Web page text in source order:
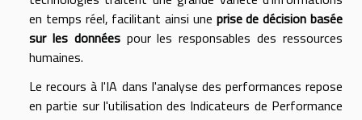
en temps réel, facilitant ainsi une prise de décision basée
sur les donnéespour les responsables des ressources
humaines.
Le recours à l'IA dans l'analyse des performances repose
en partie sur l'utilisation des Indicateurs de Performance